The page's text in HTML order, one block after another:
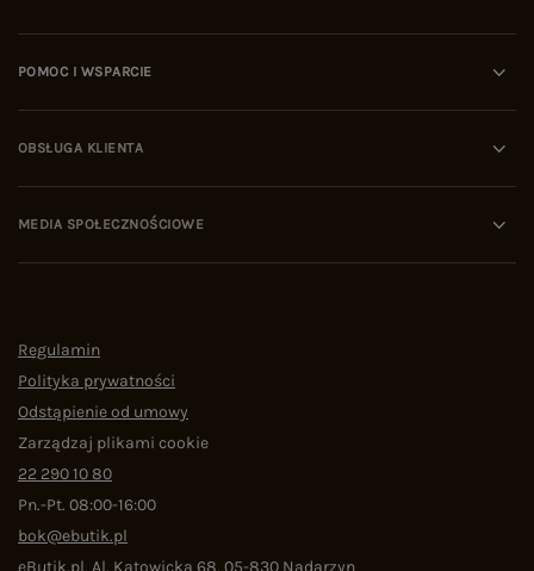
POMOC I WSPARCIE
OBSŁUGA KLIENTA
MEDIA SPOŁECZNOŚCIOWE
Regulamin
Polityka prywatności
Odstąpienie od umowy
Zarządzaj plikami cookie
22 290 10 80
Pn.-Pt. 08:00-16:00
bok@ebutik.pl